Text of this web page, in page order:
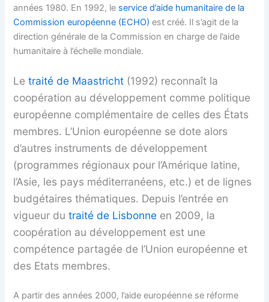
années 1980. En 1992, le service d’aide humanitaire de la
Commission européenne (ECHO) est créé. Il s’agit de la
direction générale de la Commission en charge de l’aide
humanitaire à l’échelle mondiale.
Letraité de Maastricht (1992) reconnaît la
coopération au développement comme politique
européenne complémentaire de celles des États
membres. L’Union européenne se dote alors
d’autres instruments de développement
(programmes régionaux pour l’Amérique latine,
l’Asie, les pays méditerranéens, etc.) et de lignes
budgétaires thématiques. Depuis l’entrée en
vigueur dutraité de Lisbonne en 2009, la
coopération au développement est une
compétence partagée de l’Union européenne et
des Etats membres.
A partir des années 2000, l’aide européenne se réforme